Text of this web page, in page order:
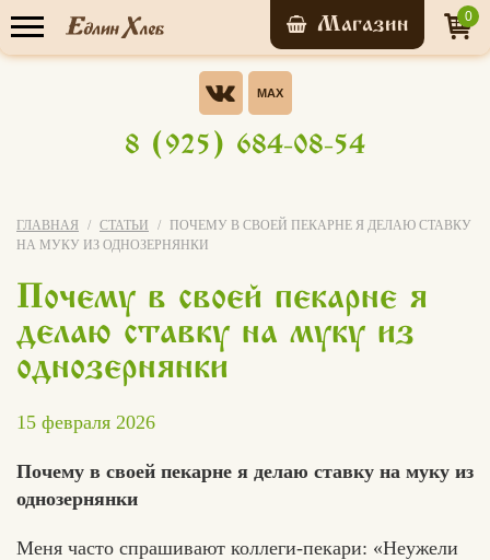
0
Прайс-лист
7 156 человек
Записаться на
мастер-класс
Хотели бы Вы участвовать в
бонусной системе ЭВО-
я не знаю что это за бонусная
система
Свой вариант
Голосовать
8 (925) 684-08-54
ГЛАВНАЯ СТАТЬИ
ПОЧЕМУ В СВОЕЙ ПЕКАРНЕ Я ДЕЛАЮ СТАВКУ
НА МУКУ ИЗ ОДНОЗЕРНЯНКИ
Почему в своей пекарне я
делаю ставку на муку из
однозернянки
15 февраля 2026
Почему в своей пекарне я делаю ставку на муку из
однозернянки
Меня часто спрашивают коллеги-пекари: «Неужели